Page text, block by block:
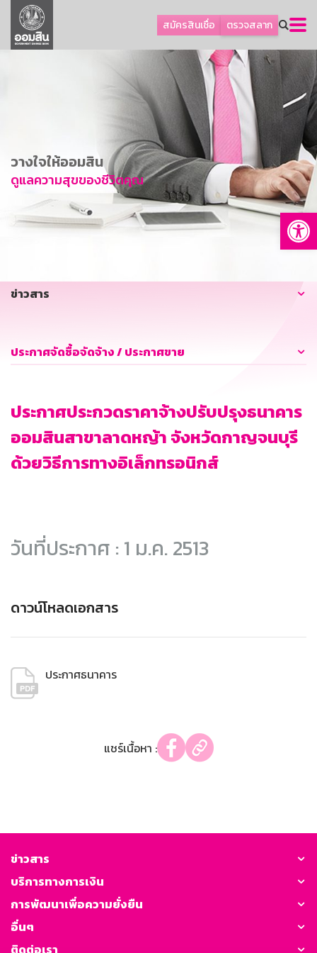
สมัครสินเชื่อ ตรวจสลาก
ลูกค้าธุรกิจ
ลูกค้าผู้ประกอบรายย่อย
การพัฒนาที่ยั่งยืน
ข่าวสาร
บริการทางการเงิน
อื่นๆ
วางใจให้ออมสิน
ดูแลความสุขของชีวิตคุณ
ข่าวสาร
ประกาศจัดซื้อจัดจ้าง / ประกาศขาย
ประกาศประกวดราคาจ้างปรับปรุงธนาคาร
ออมสินสาขาลาดหญ้า จังหวัดกาญจนบุรี
ด้วยวิธีการทางอิเล็กทรอนิกส์
วันที่ประกาศ : 1 ม.ค. 2513
ดาวน์โหลดเอกสาร
ประกาศธนาคาร
แชร์เนื้อหา :
ข่าวสาร
บริการทางการเงิน
การพัฒนาเพื่อความยั่งยืน
อื่นๆ